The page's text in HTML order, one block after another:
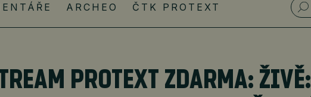
ARCHEO ČTK PROTEXT
PROTEXT ZDARMA: ŽIVĚ: